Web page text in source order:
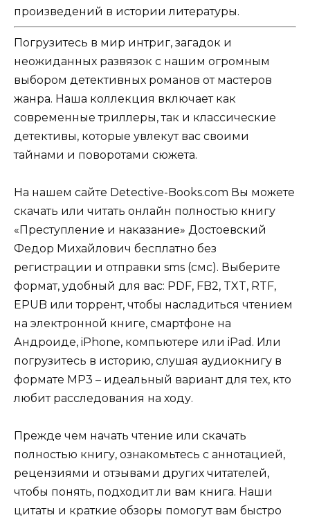
произведений в истории литературы.
Погрузитесь в мир интриг, загадок и
неожиданных развязок с нашим огромным
выбором детективных романов от мастеров
жанра. Наша коллекция включает как
современные триллеры, так и классические
детективы, которые увлекут вас своими
тайнами и поворотами сюжета.
На нашем сайте Detective-Books.com Вы можете
скачать или читать онлайн полностью книгу
«Преступление и наказание» Достоевский
Федор Михайлович бесплатно без
регистрации и отправки sms (смс). Выберите
формат, удобный для вас: PDF, FB2, TXT, RTF,
EPUB или торрент, чтобы насладиться чтением
на электронной книге, смартфоне на
Андроиде, iPhone, компьютере или iPad. Или
погрузитесь в историю, слушая аудиокнигу в
формате MP3 – идеальный вариант для тех, кто
любит расследования на ходу.
Прежде чем начать чтение или скачать
полностью книгу, ознакомьтесь с аннотацией,
рецензиями и отзывами других читателей,
чтобы понять, подходит ли вам книга. Наши
цитаты и краткие обзоры помогут вам быстро